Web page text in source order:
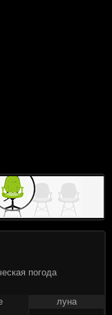
погода
луна